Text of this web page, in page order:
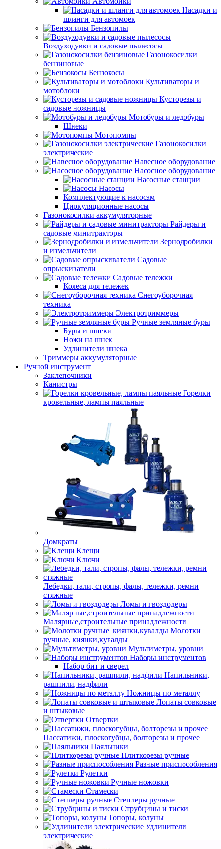
Насадки и
шланги для автомоек
Бензопилы
Воздуходувки и садовые пылесосы
Газонокосилки
бензиновые
Бензокосы
Культиваторы и
мотоблоки
Кусторезы и
садовые ножницы
Мотобуры и ледобуры
Шнеки
Мотопомпы
Газонокосилки
электрические
Навесное оборудование
Насосное оборудование
Насосные станции
Насосы
Комплектующие к насосам
Циркуляционные насосы
Газонокосилки аккумуляторные
Райдеры и
садовые минитракторы
Зернодробилки
и измельчители
Садовые
опрыскиватели
Садовые тележки
Колеса для тележек
Снегоуборочная
техника
Электротриммеры
Ручные земляные буры
Буры и шнеки
Ножи на шнек
Удлинители шнека
Триммеры аккумуляторные
Ручной инструмент
Заклепочники
Канистры
Горелки
кровельные, лампы паяльные
Домкраты
Клещи
Ключи
Лебедки, тали, стропы, фалы, тележки, ремни
стяжные
Ломы и гвоздодеры
Малярные,строительные принадлежности
Молотки
ручные, киянки,кувалды
Мультиметры, уровни
Наборы инструментов
Набор бит и сверел
Напильники,
рашпили, надфили
Ножницы по металлу
Лопаты совковые
и штыковые
Отвертки
Пассатижи, плоскогубцы, болторезы и прочее
Паяльники
Плиткорезы ручные
Разные приспособления
Рулетки
Ручные ножовки
Стамески
Степлеры ручные
Струбцины и тиски
Топоры, колуны
Удлинители
электрические